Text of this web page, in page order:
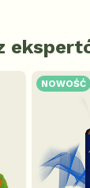
NOWOŚĆ